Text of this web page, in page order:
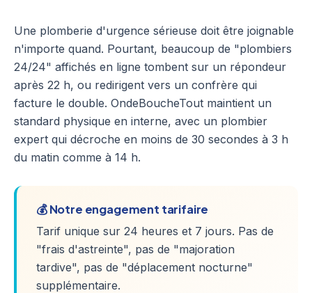
Une plomberie d'urgence sérieuse doit être joignable
n'importe quand. Pourtant, beaucoup de "plombiers
24/24" affichés en ligne tombent sur un répondeur
après 22 h, ou redirigent vers un confrère qui
facture le double. OndeBoucheTout maintient un
standard physique en interne, avec un plombier
expert qui décroche en moins de 30 secondes à 3 h
du matin comme à 14 h.
💰 Notre engagement tarifaire
Tarif unique sur 24 heures et 7 jours. Pas de
"frais d'astreinte", pas de "majoration
tardive", pas de "déplacement nocturne"
supplémentaire.